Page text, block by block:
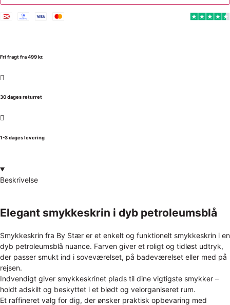
Fri fragt fra 499 kr.
30 dages returret
1-3 dages levering
Beskrivelse
Elegant smykkeskrin i dyb petroleumsblå
Smykkeskrin fra By Stær er et enkelt og funktionelt smykkeskrin i en
dyb petroleumsblå nuance. Farven giver et roligt og tidløst udtryk,
der passer smukt ind i soveværelset, på badeværelset eller med på
rejsen.
Indvendigt giver smykkeskrinet plads til dine vigtigste smykker –
holdt adskilt og beskyttet i et blødt og velorganiseret rum.
Et raffineret valg for dig, der ønsker praktisk opbevaring med